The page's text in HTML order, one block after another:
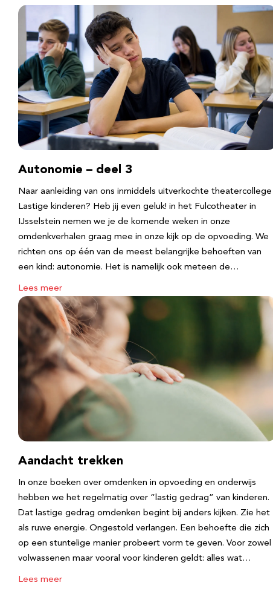
Autonomie – deel 3
Naar aanleiding van ons inmiddels uitverkochte theatercollege
Lastige kinderen? Heb jij even geluk! in het Fulcotheater in
IJsselstein nemen we je de komende weken in onze
omdenkverhalen graag mee in onze kijk op de opvoeding. We
richten ons op één van de meest belangrijke behoeften van
een kind: autonomie. Het is namelijk ook meteen de…
Lees meer
Aandacht trekken
In onze boeken over omdenken in opvoeding en onderwijs
hebben we het regelmatig over “lastig gedrag” van kinderen.
Dat lastige gedrag omdenken begint bij anders kijken. Zie het
als ruwe energie. Ongestold verlangen. Een behoefte die zich
op een stuntelige manier probeert vorm te geven. Voor zowel
volwassenen maar vooral voor kinderen geldt: alles wat…
Lees meer